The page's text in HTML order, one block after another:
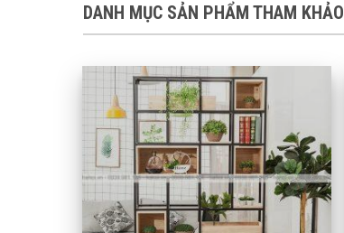
DANH MỤC SẢN PHẨM THAM KHẢO